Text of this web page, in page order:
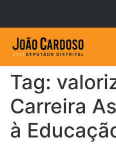
Tag:
Carreira
à